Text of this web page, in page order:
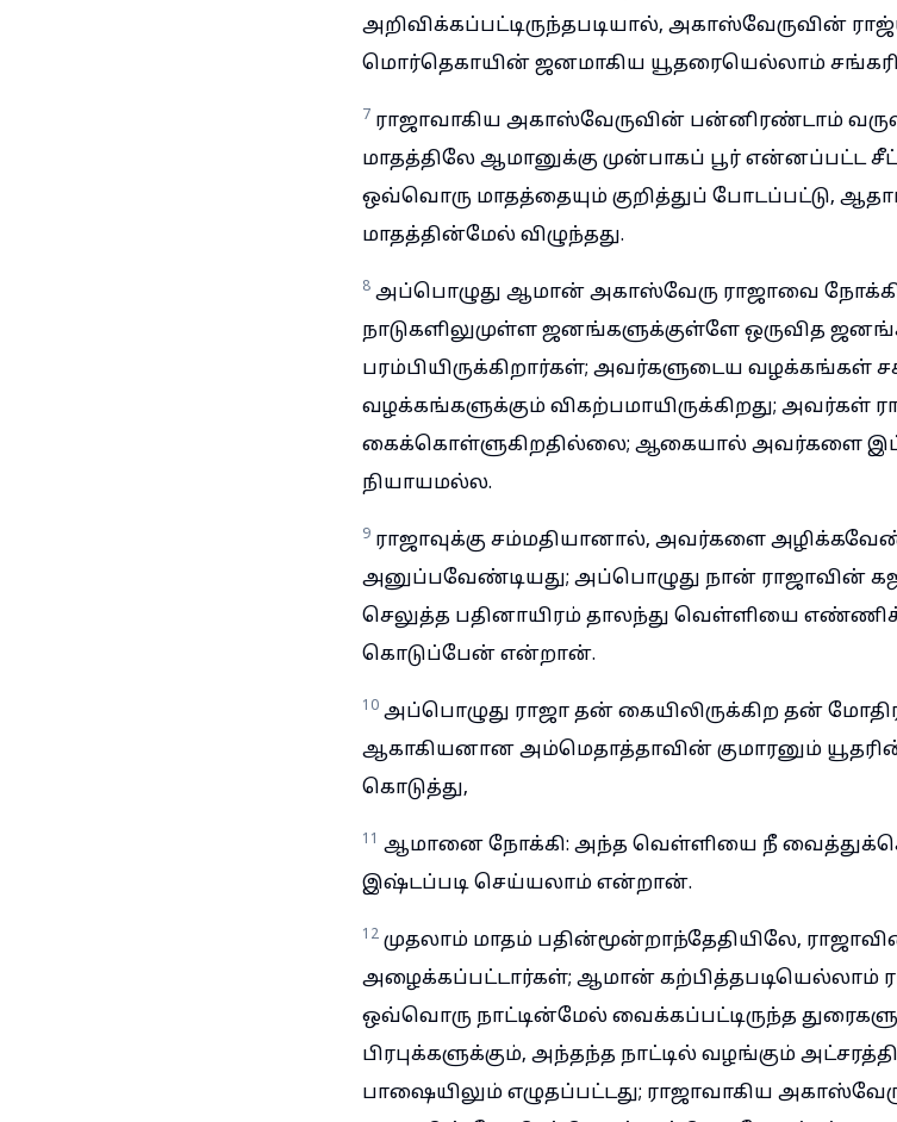
அறிவிக்கப்பட்டிருந்தபடியால், அகாஸ்வேருவின்
மொர்தெகாயின் ஜனமாகிய யூதரையெல்லாம்
7 ராஜாவாகிய அகாஸ்வேருவின் பன்னிரண்டாம்
மாதத்திலே ஆமானுக்கு முன்பாகப் பூர் என்னப்பட்ட
ஒவ்வொரு மாதத்தையும் குறித்துப் போடப்பட்டு,
மாதத்தின்மேல் விழுந்தது.
8 அப்பொழுது ஆமான் அகாஸ்வேரு ராஜாவை
நாடுகளிலுமுள்ள ஜனங்களுக்குள்ளே ஒருவித
பரம்பியிருக்கிறார்கள்; அவர்களுடைய
வழக்கங்களுக்கும் விகற்பமாயிருக்கிறது; அவர்கள்
கைக்கொள்ளுகிறதில்லை; ஆகையால் அவர்களை இப்படி
நியாயமல்ல.
9 ராஜாவுக்கு சம்மதியானால், அவர்களை
அனுப்பவேண்டியது; அப்பொழுது நான் ராஜாவின்
செலுத்த பதினாயிரம் தாலந்து வெள்ளியை எண்ணிக்
கொடுப்பேன் என்றான்.
10 அப்பொழுது ராஜா தன் கையிலிருக்கிற தன்
ஆகாகியனான அம்மெதாத்தாவின் குமாரனும் யூதரின்
கொடுத்து,
11 ஆமானை நோக்கி: அந்த வெள்ளியை நீ
இஷ்டப்படி செய்யலாம் என்றான்.
12 முதலாம் மாதம் பதின்மூன்றாந்தேதியிலே,
அழைக்கப்பட்டார்கள்; ஆமான் கற்பித்தபடியெல்லாம்
ஒவ்வொரு நாட்டின்மேல் வைக்கப்பட்டிருந்த
பிரபுக்களுக்கும், அந்தந்த நாட்டில் வழங்கும்
பாஷையிலும் எழுதப்பட்டது; ராஜாவாகிய